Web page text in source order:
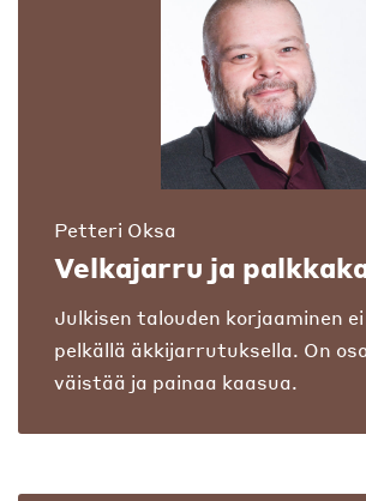
Petteri Oksa
Velkajarru ja
Julkisen talouden korjaaminen
pelkällä äkkijarrutuksella. On
väistää ja painaa kaasua.